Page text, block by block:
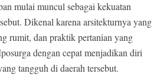
mulai muncul sebagai kekuatan
Dikenal karena arsitekturnya yang
rumit, dan praktik pertanian yang
dengan cepat menjadikan diri
tangguh di daerah tersebut.